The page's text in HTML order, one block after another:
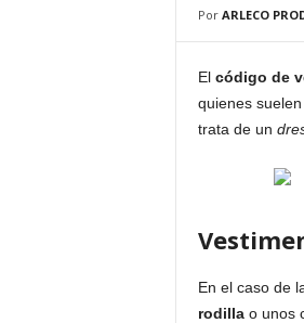
Por ARLECO
El código de
quienes suelen
trata de un
En el caso de
rodillao unos